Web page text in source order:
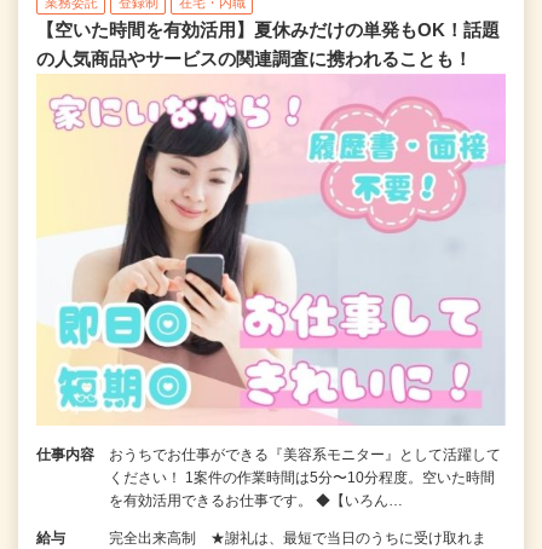
業務委託 登録制 在宅・内職
【空いた時間を有効活用】夏休みだけの単発もOK！話題
の人気商品やサービスの関連調査に携われることも！
仕事内容
おうちでお仕事ができる『美容系モニター』として活躍して
ください！ 1案件の作業時間は5分〜10分程度。空いた時間
を有効活用できるお仕事です。 ◆【いろん…
給与
完全出来高制 ★謝礼は、最短で当日のうちに受け取れま